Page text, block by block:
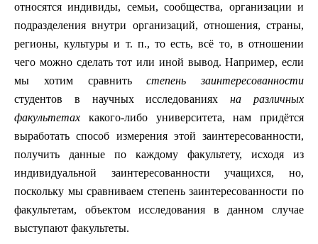
относятся индивиды, семьи, сообщества, организации и
подразделения внутри организаций, отношения, страны,
регионы, культуры и т. п., то есть, всё то, в отношении
чего можно сделать тот или иной вывод. Например, если
мы хотим сравнитьстепень заинтересованности
студентов в научных исследованияхна различных
факультетах какого-либо университета, нам придётся
выработать способ измерения этой заинтересованности,
получить данные по каждому факультету, исходя из
индивидуальной заинтересованности учащихся, но,
поскольку мы сравниваем степень заинтересованности по
факультетам, объектом исследования в данном случае
выступают факультеты.